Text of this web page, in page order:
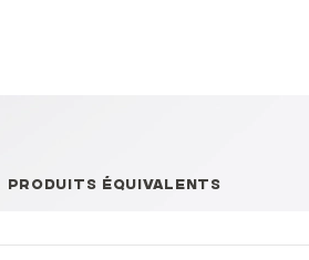
PRODUITS ÉQUIVALENTS